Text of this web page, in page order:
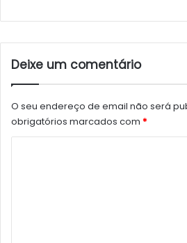
Deixe um comentário
O seu endereço de email não será
obrigatórios marcados com *